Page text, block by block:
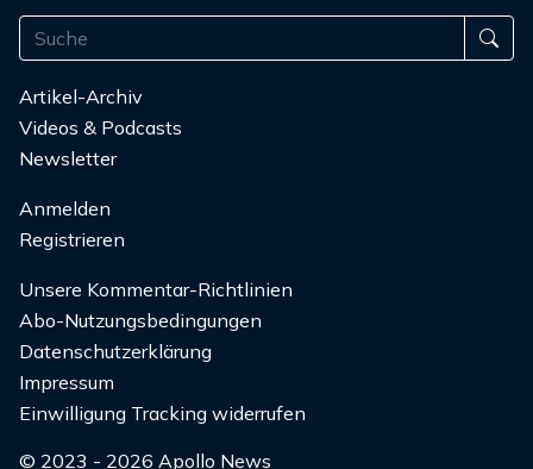
Artikel-Archiv
Videos & Podcasts
Newsletter
Anmelden
Registrieren
Unsere Kommentar-Richtlinien
Abo-Nutzungsbedingungen
Datenschutzerklärung
Impressum
Einwilligung Tracking widerrufen
© 2023 - 2026 Apollo News